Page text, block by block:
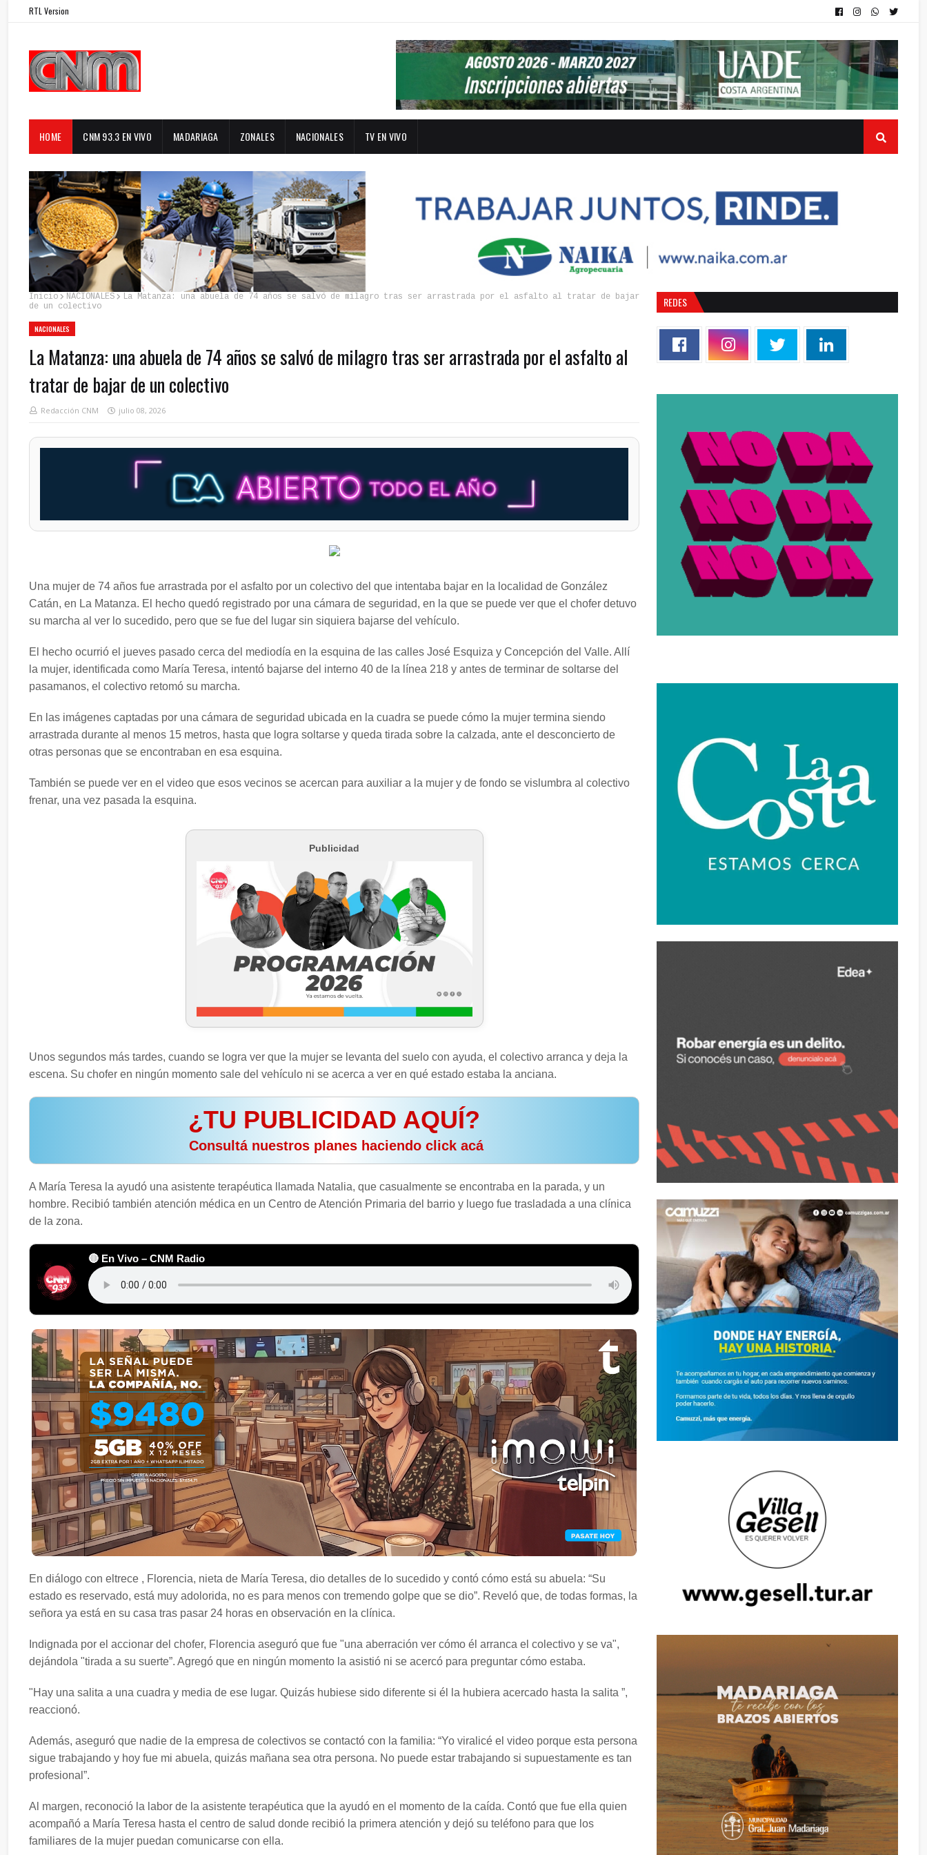
RTL Version
HOME CNM 93.3 EN VIVO MADARIAGA ZONALES NACIONALES TV EN VIVO
Inicio NACIONALES
La Matanza: una abuela de 74 años se salvó de milagro tras ser arrastrada por el asfalto al tratar de bajar
de un colectivo
NACIONALES
La Matanza: una abuela de 74 años se salvó de milagro tras ser arrastrada por el asfalto al
tratar de bajar de un colectivo
Redacción CNM julio 08, 2026
Una mujer de 74 años fue arrastrada por el asfalto por un colectivo del que intentaba bajar en la localidad de González
Catán, en La Matanza. El hecho quedó registrado por una cámara de seguridad, en la que se puede ver que el chofer detuvo
su marcha al ver lo sucedido, pero que se fue del lugar sin siquiera bajarse del vehículo.
El hecho ocurrió el jueves pasado cerca del mediodía en la esquina de las calles José Esquiza y Concepción del Valle. Allí
la mujer, identificada como María Teresa, intentó bajarse del interno 40 de la línea 218 y antes de terminar de soltarse del
pasamanos, el colectivo retomó su marcha.
En las imágenes captadas por una cámara de seguridad ubicada en la cuadra se puede cómo la mujer termina siendo
arrastrada durante al menos 15 metros, hasta que logra soltarse y queda tirada sobre la calzada, ante el desconcierto de
otras personas que se encontraban en esa esquina.
También se puede ver en el video que esos vecinos se acercan para auxiliar a la mujer y de fondo se vislumbra al colectivo
frenar, una vez pasada la esquina.
Publicidad
Unos segundos más tardes, cuando se logra ver que la mujer se levanta del suelo con ayuda, el colectivo arranca y deja la
escena. Su chofer en ningún momento sale del vehículo ni se acerca a ver en qué estado estaba la anciana.
¿TU PUBLICIDAD AQUÍ?
️ Consultá nuestros planes haciendo click acá
A María Teresa la ayudó una asistente terapéutica llamada Natalia, que casualmente se encontraba en la parada, y un
hombre. Recibió también atención médica en un Centro de Atención Primaria del barrio y luego fue trasladada a una clínica
de la zona.
🔴 En Vivo – CNM Radio
En diálogo con eltrece , Florencia, nieta de María Teresa, dio detalles de lo sucedido y contó cómo está su abuela: “Su
estado es reservado, está muy adolorida, no es para menos con tremendo golpe que se dio”. Reveló que, de todas formas, la
señora ya está en su casa tras pasar 24 horas en observación en la clínica.
Indignada por el accionar del chofer, Florencia aseguró que fue "una aberración ver cómo él arranca el colectivo y se va",
dejándola "tirada a su suerte”. Agregó que en ningún momento la asistió ni se acercó para preguntar cómo estaba.
"Hay una salita a una cuadra y media de ese lugar. Quizás hubiese sido diferente si él la hubiera acercado hasta la salita ”,
reaccionó.
Además, aseguró que nadie de la empresa de colectivos se contactó con la familia: “Yo viralicé el video porque esta persona
sigue trabajando y hoy fue mi abuela, quizás mañana sea otra persona. No puede estar trabajando si supuestamente es tan
profesional”.
Al margen, reconoció la labor de la asistente terapéutica que la ayudó en el momento de la caída. Contó que fue ella quien
acompañó a María Teresa hasta el centro de salud donde recibió la primera atención y dejó su teléfono para que los
familiares de la mujer puedan comunicarse con ella.
REDES